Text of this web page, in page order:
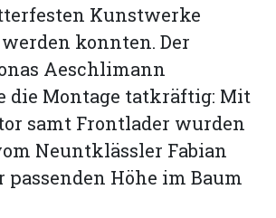
Kunstwerke
konnten. Der
Aeschlimann
die Montage tatkräftig: Mit
samt Frontlader wurden
Neuntklässler Fabian
passenden Höhe im Baum